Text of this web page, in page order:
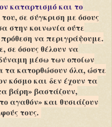
καταρτισμό και το
του, σε σύγκριση με όσους
στην κοινωνία ούτε
να περιγράψουμε.
σε όσους θέλουν να
μέσω των οποίων
τα κατορθώσουν όλα, ώστε
κόσμο και δεν έχουν τα
βάρη» βαστάζουν,
αγαθόν» και θυσιάζουν
τους.